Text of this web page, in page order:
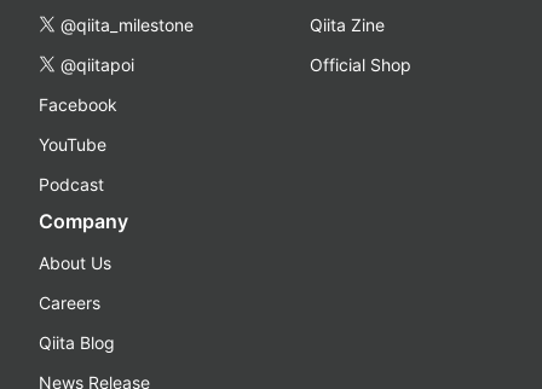
@qiita_milestone
@qiitapoi
Facebook
YouTube
Podcast
Qiita Zine
Official Shop
Company
About Us
Careers
Qiita Blog
News Release